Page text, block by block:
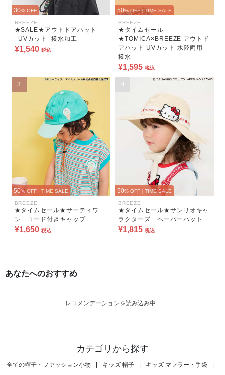
30% OFF
BREEZE
★SALE★アウトドアハット
_UVカット_撥水加工
¥1,540 税込
50% OFF | TIME SALE
BREEZE
★タイムセール
★TOMICA×BREEZE アウトド
アハット UVカット 水陸両用
撥水
¥1,595 税込
3
50% OFF | TIME SALE
BREEZE
★タイムセール★サーティワ
ン コード付きキャップ
¥1,650 税込
4
50% OFF | TIME SALE
BREEZE
★タイムセール★サンリオキャ
ラクターズ ペーパーハット
¥1,815 税込
あなたへのおすすめ
レコメンデーションを読み込み中...
カテゴリから探す
全ての帽子・ファッション小物 | キッズ 帽子 | キッズ マフラー・手袋 |